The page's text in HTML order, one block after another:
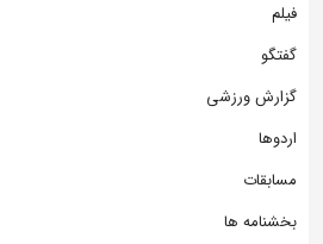
فیلم
گفتگو
گزارش ورزشی
اردوها
مسابقات
بخشنامه ها